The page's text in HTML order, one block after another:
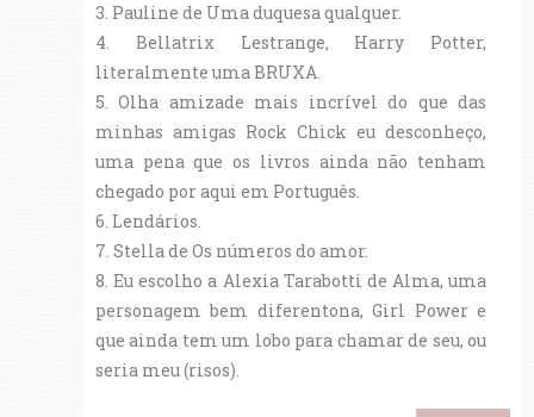
3. Pauline de Uma duquesa qualquer.
4. Bellatrix Lestrange, Harry Potter,
literalmente uma BRUXA.
5. Olha amizade mais incrível do que das
minhas amigas Rock Chick eu desconheço,
uma pena que os livros ainda não tenham
chegado por aqui em Português.
6. Lendários.
7. Stella de Os números do amor.
8. Eu escolho a Alexia Tarabotti de Alma, uma
personagem bem diferentona, Girl Power e
que ainda tem um lobo para chamar de seu, ou
seria meu (risos).